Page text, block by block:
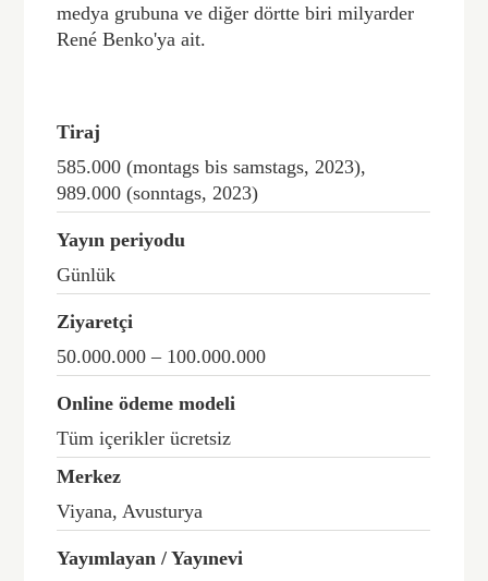
medya grubuna ve diğer dörtte biri milyarder
René Benko'ya ait.
Tiraj
585.000 (montags bis samstags, 2023),
989.000 (sonntags, 2023)
Yayın periyodu
Günlük
Ziyaretçi
50.000.000 – 100.000.000
Online ödeme modeli
Tüm içerikler ücretsiz
Merkez
Viyana, Avusturya
Yayımlayan / Yayınevi